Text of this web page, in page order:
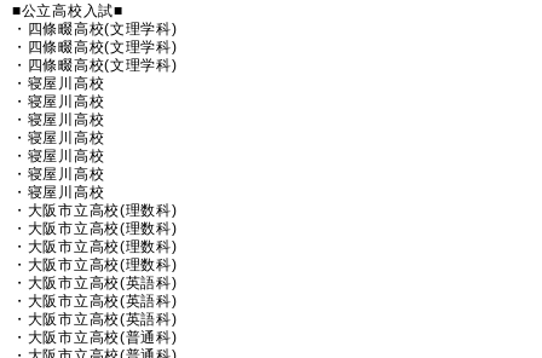
■公立高校入試■
・四條畷高校(文理学科)
・四條畷高校(文理学科)
・四條畷高校(文理学科)
・寝屋川高校
・寝屋川高校
・寝屋川高校
・寝屋川高校
・寝屋川高校
・寝屋川高校
・寝屋川高校
・大阪市立高校(理数科)
・大阪市立高校(理数科)
・大阪市立高校(理数科)
・大阪市立高校(理数科)
・大阪市立高校(英語科)
・大阪市立高校(英語科)
・大阪市立高校(英語科)
・大阪市立高校(普通科)